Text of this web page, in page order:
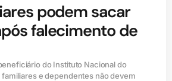
podem sacar
falecimento de
do Instituto Nacional do
familiares e dependentes não devem